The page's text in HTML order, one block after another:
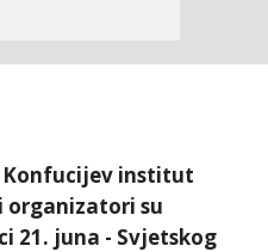
institut
organizatori su
21. juna - Svjetskog